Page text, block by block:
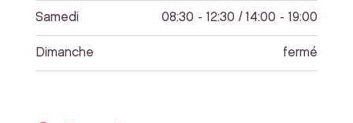
Samedi 08:30 - 12:30 / 14:00 - 19:00
Dimanche fermé